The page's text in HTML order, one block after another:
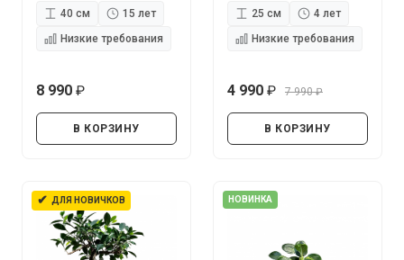
40 см
15 лет
Низкие требования
8 990
В КОРЗИНУ
25 см
4 лет
Низкие требования
4 990
7 990
В КОРЗИНУ
✔ ДЛЯ НОВИЧКОВ НОВИНКА